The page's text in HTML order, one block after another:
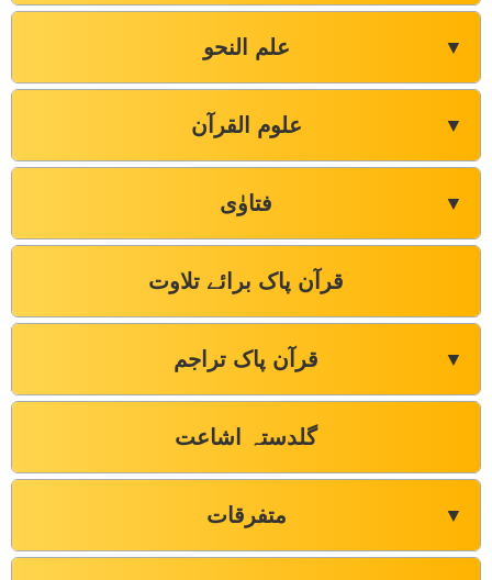
علم النحو ▼
علوم القرآن ▼
فتاوٰی ▼
قرآن پاک برائے تلاوت
قرآن پاک تراجم ▼
گلدستہ اشاعت
متفرقات ▼